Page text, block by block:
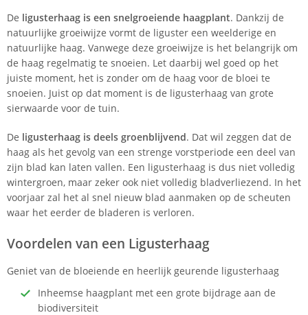
De ligusterhaag is een snelgroeiende haagplant. Dankzij de
natuurlijke groeiwijze vormt de liguster een weelderige en
natuurlijke haag. Vanwege deze groeiwijze is het belangrijk om
de haag regelmatig te snoeien. Let daarbij wel goed op het
juiste moment, het is zonder om de haag voor de bloei te
snoeien. Juist op dat moment is de ligusterhaag van grote
sierwaarde voor de tuin.
De ligusterhaag is deels groenblijvend. Dat wil zeggen dat de
haag als het gevolg van een strenge vorstperiode een deel van
zijn blad kan laten vallen. Een ligusterhaag is dus niet volledig
wintergroen, maar zeker ook niet volledig bladverliezend. In het
voorjaar zal het al snel nieuw blad aanmaken op de scheuten
waar het eerder de bladeren is verloren.
Voordelen van een Ligusterhaag
Geniet van de bloeiende en heerlijk geurende ligusterhaag
Inheemse haagplant met een grote bijdrage aan de
biodiversiteit